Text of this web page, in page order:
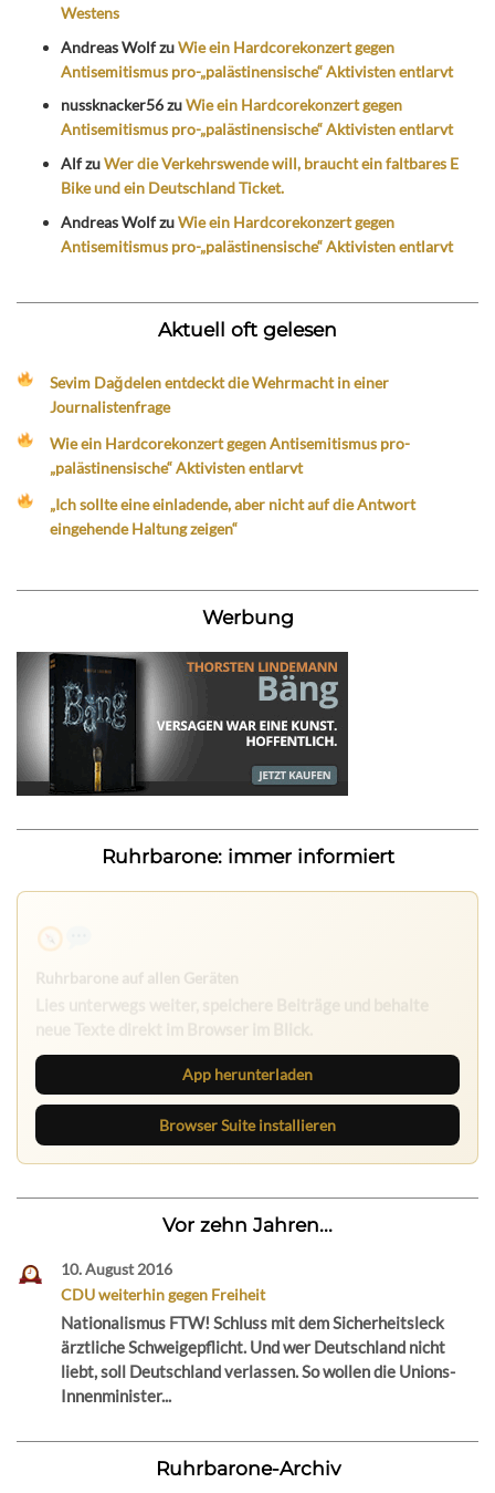
Westens
Andreas WolfzuWie ein Hardcorekonzert gegen
Antisemitismus pro-„palästinensische“ Aktivisten entlarvt
nussknacker56zuWie ein Hardcorekonzert gegen
Antisemitismus pro-„palästinensische“ Aktivisten entlarvt
AlfzuWer die Verkehrswende will, braucht ein faltbares E
Bike und ein Deutschland Ticket.
Andreas WolfzuWie ein Hardcorekonzert gegen
Antisemitismus pro-„palästinensische“ Aktivisten entlarvt
Aktuell oft gelesen
Sevim Dağdelen entdeckt die Wehrmacht in einer
Journalistenfrage
Wie ein Hardcorekonzert gegen Antisemitismus pro-
„palästinensische“ Aktivisten entlarvt
„Ich sollte eine einladende, aber nicht auf die Antwort
eingehende Haltung zeigen“
Werbung
Ruhrbarone: immer informiert
App herunterladen
Browser Suite installieren
Vor zehn Jahren...
10. August 2016
CDU weiterhin gegen Freiheit
Nationalismus FTW! Schluss mit dem Sicherheitsleck
ärztliche Schweigepflicht. Und wer Deutschland nicht
liebt, soll Deutschland verlassen. So wollen die Unions-
Innenminister...
Ruhrbarone-Archiv